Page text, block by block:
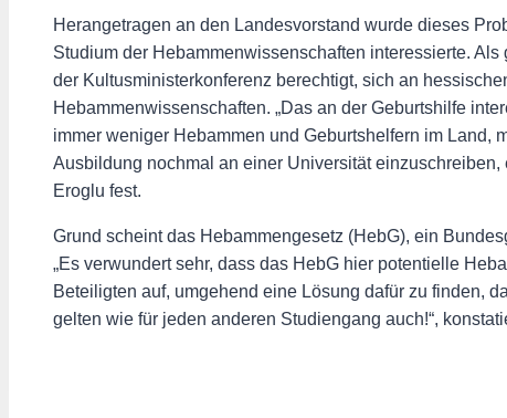
Herangetragen an den Landesvorstand wurde dieses
Studium der Hebammenwissenschaften interessierte.
der Kultusministerkonferenz berechtigt, sich an
Hebammenwissenschaften. „Das an der Geburtshilfe
immer weniger Hebammen und Geburtshelfern im Land,
Ausbildung nochmal an einer Universität
Eroglu fest.
Grund scheint das Hebammengesetz (HebG), ein
„Es verwundert sehr, dass das HebG hier potentielle
Beteiligten auf, umgehend eine Lösung dafür zu finden,
gelten wie für jeden anderen Studiengang auch!“,